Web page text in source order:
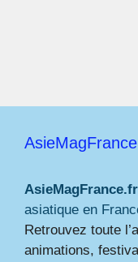
AsieMagFrance
AsieMagFrance.fr
asiatique en
Retrouvez toute
animations,